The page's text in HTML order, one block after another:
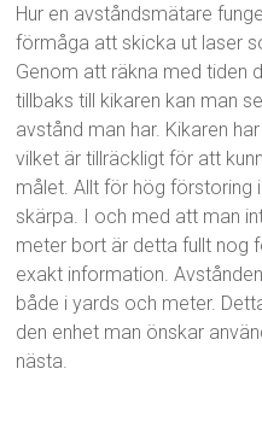
Hur en avståndsmätare
förmåga att skicka ut laser
Genom att räkna med tiden
tillbaks till kikaren kan man
avstånd man har. Kikaren
vilket är tillräckligt för att
målet. Allt för hög förstoring
skärpa. I och med att man
meter bort är detta fullt nog
exakt information.
både i yards och meter.
den enhet man önskar
nästa.